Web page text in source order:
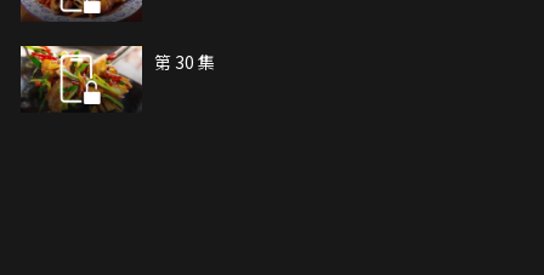
第 30 集